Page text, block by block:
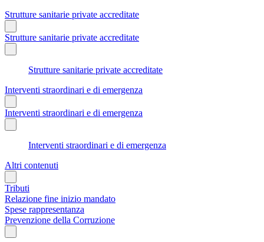
Strutture sanitarie private accreditate
Strutture sanitarie private accreditate
Strutture sanitarie private accreditate
Interventi straordinari e di emergenza
Interventi straordinari e di emergenza
Interventi straordinari e di emergenza
Altri contenuti
Tributi
Relazione fine inizio mandato
Spese rappresentanza
Prevenzione della Corruzione